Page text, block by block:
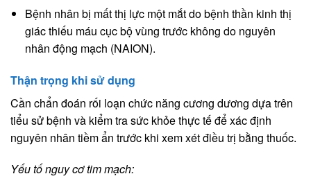
Bệnh nhân bị mất thị lực một mắt do bệnh thần kinh thị
giác thiếu máu cục bộ vùng trước không do nguyên
nhân động mạch (NAION).
Thận trọng khi sử dụng
Cần chẩn đoán rối loạn chức năng cương dương dựa trên
tiểu sử bệnh và kiểm tra sức khỏe thực tế để xác định
nguyên nhân tiềm ẩn trước khi xem xét điều trị bằng thuốc.
Yếu tố nguy cơ tim mạch: